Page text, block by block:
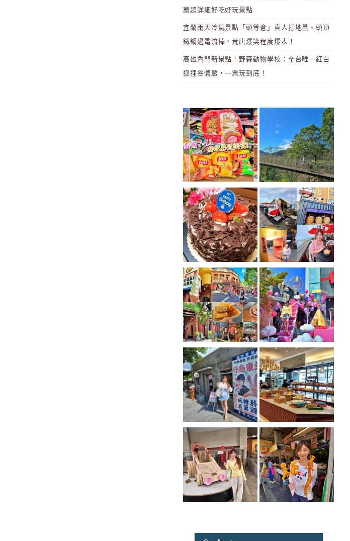
薦超詳細好吃好玩景點
宜蘭雨天冷氣景點「頭等倉」真人打地鼠、頭頂
鐵鍋過電流棒，荒唐爆笑程度爆表！
高雄內門新景點！野森動物學校：全台唯一紅白
狐狸谷體驗，一票玩到底！